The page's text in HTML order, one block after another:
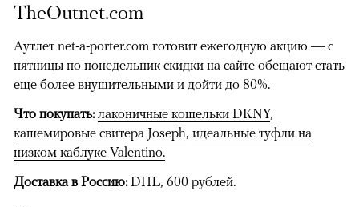
TheOutnet.com
Аутлет net-a-porter.com готовит ежегодную акцию — с
пятницы по понедельник скидки на сайте обещают стать
еще более внушительными и дойти до 80%.
Что покупать: лаконичные кошельки DKNY,
кашемировые свитера Joseph, идеальные туфли на
низком каблуке Valentino.
Доставка в Россию:DHL, 600 рублей.